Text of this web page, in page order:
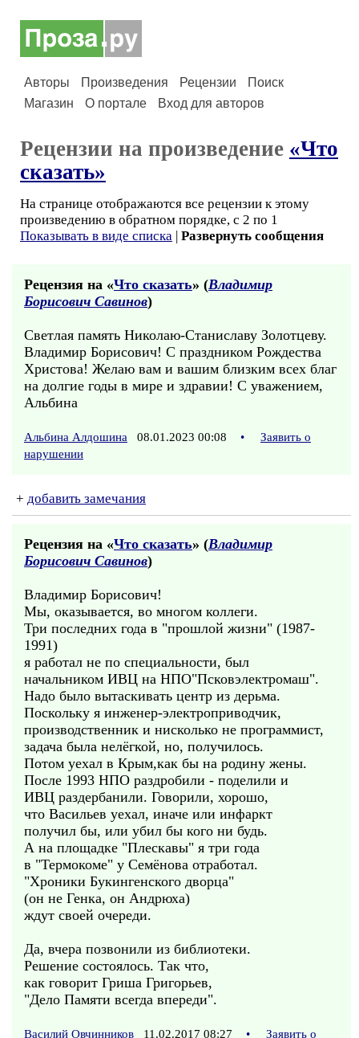
Авторы Произведения Рецензии
Поиск
Магазин
О портале Вход для авторов
Рецензии на произведение «Что
сказать»
На странице отображаются все рецензии к этому
произведению в обратном порядке, с 2 по 1
Показывать в виде списка | Развернуть сообщения
Рецензия на «Что сказать» (Владимир
Борисович Савинов)
Светлая память Николаю-Станиславу Золотцеву.
Владимир Борисович! С праздником Рождества
Христова! Желаю вам и вашим близким всех благ
на долгие годы в мире и здравии! С уважением,
Альбина
Альбина Алдошина 08.01.2023 00:08 •
Заявить о
нарушении
+ добавить замечания
Рецензия на «Что сказать» (Владимир
Борисович Савинов)
Владимир Борисович!
Мы, оказывается, во многом коллеги.
Три последних года в "прошлой жизни" (1987-
1991)
я работал не по специальности, был
начальником ИВЦ на НПО"Псковэлектромаш".
Надо было вытаскивать центр из дерьма.
Поскольку я инженер-электроприводчик,
производственник и нисколько не программист,
задача была нелёгкой, но, получилось.
Потом уехал в Крым,как бы на родину жены.
После 1993 НПО раздробили - поделили и
ИВЦ раздербанили. Говорили, хорошо,
что Васильев уехал, иначе или инфаркт
получил бы, или убил бы кого ни будь.
А на площадке "Плескавы" я три года
в "Термокоме" у Семёнова отработал.
"Хроники Букингенского дворца"
(он не Генка, он Андрюха)
ждут своей очереди.
Да, вчера позвонили из библиотеки.
Решение состоялось. Так что,
как говорит Гриша Григорьев,
"Дело Памяти всегда впереди".
Василий Овчинников 11.02.2017 08:27 •
Заявить о